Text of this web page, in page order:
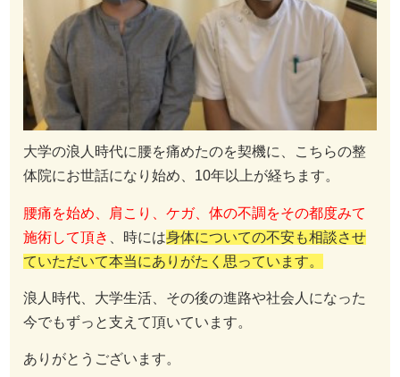
大学の浪人時代に腰を痛めたのを契機に、こちらの整
体院にお世話になり始め、10年以上が経ちます。
腰痛を始め、肩こり、ケガ、体の不調をその都度みて
施術して頂き
、時には身体についての不安も相談させ
ていただいて本当にありがたく思っています。
浪人時代、大学生活、その後の進路や社会人になった
今でもずっと支えて頂いています。
ありがとうございます。